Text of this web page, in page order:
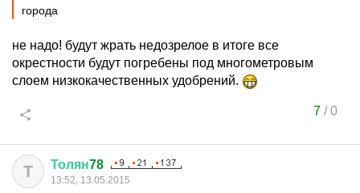
города
не надо! будут жрать недозрелое в итоге все
окрестности будут погребены под многометровым
слоем низкокачественных удобрений.
7/0
Т Толян78
13:52, 13.05.2015